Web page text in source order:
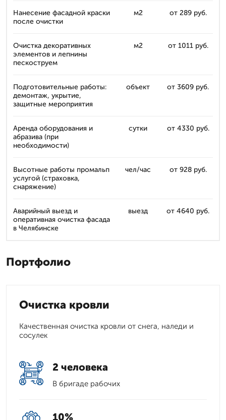
Нанесение фасадной краски
после очистки
м2 от 289 руб.
Очистка декоративных
элементов и лепнины
пескоструем
м2 от 1011 руб.
Подготовительные работы:
демонтаж, укрытие,
защитные мероприятия
объект от 3609 руб.
Аренда оборудования и
абразива (при
необходимости)
сутки от 4330 руб.
Высотные работы промальп
услугой (страховка,
снаряжение)
чел/час от 928 руб.
Аварийный выезд и
оперативная очистка фасада
в Челябинске
выезд от 4640 руб.
Портфолио
Очистка кровли
Качественная очистка кровли от снега, наледи и
сосулек
2 человека
В бригаде рабочих
10%